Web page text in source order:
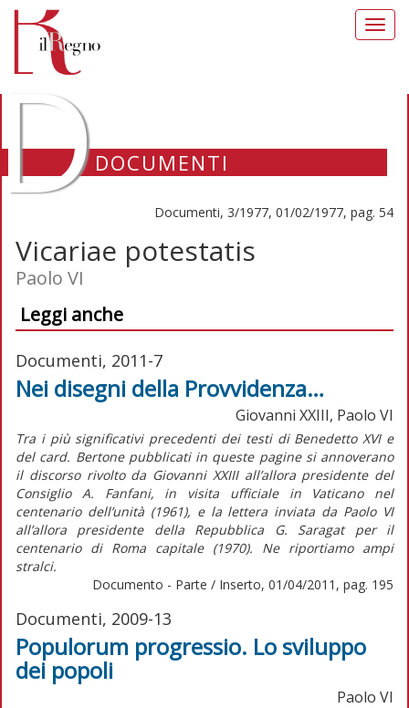
DOCUMENTI
Documenti, 3/1977, 01/02/1977, pag. 54
Vicariae potestatis
Paolo VI
Leggi anche
Documenti, 2011-7
Nei disegni della Provvidenza…
Giovanni XXIII, Paolo VI
Tra i più significativi precedenti dei testi di Benedetto XVI e
del card. Bertone pubblicati in queste pagine si annoverano
il discorso rivolto da Giovanni XXIII all’allora presidente del
Consiglio A. Fanfani, in visita ufficiale in Vaticano nel
centenario dell’unità (1961), e la lettera inviata da Paolo VI
all’allora presidente della Repubblica G. Saragat per il
centenario di Roma capitale (1970). Ne riportiamo ampi
stralci.
Documento - Parte / Inserto, 01/04/2011, pag. 195
Documenti, 2009-13
Populorum progressio. Lo sviluppo
dei popoli
Paolo VI